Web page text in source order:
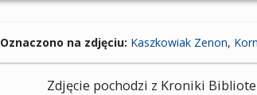
Oznaczono na zdjęciu: Kaszkowiak Zenon,
Zdjęcie pochodzi z Kroniki